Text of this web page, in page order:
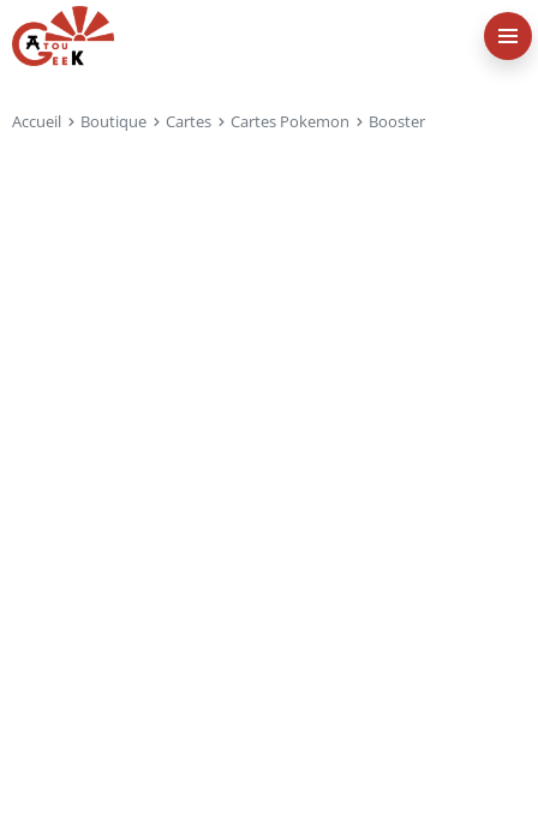
Accueil Boutique Cartes Cartes Pokemon Booster